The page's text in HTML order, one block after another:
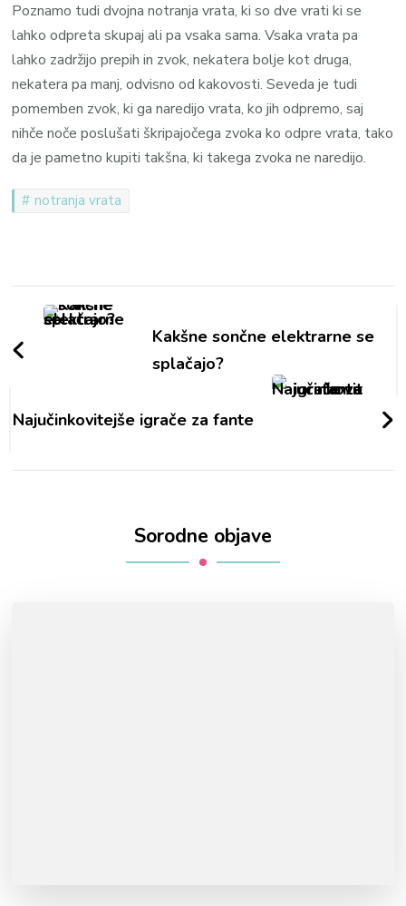
Poznamo tudi dvojna notranja vrata, ki so dve vrati ki se
lahko odpreta skupaj ali pa vsaka sama. Vsaka vrata pa
lahko zadržijo prepih in zvok, nekatera bolje kot druga,
nekatera pa manj, odvisno od kakovosti. Seveda je tudi
pomemben zvok, ki ga naredijo vrata, ko jih odpremo, saj
nihče noče poslušati škripajočega zvoka ko odpre vrata, tako
da je pametno kupiti takšna, ki takega zvoka ne naredijo.
notranja vrata
Navigacija
objav
Kakšne sončne elektrarne se
splačajo?
Najučinkovitejše igrače za fante
Sorodne objave